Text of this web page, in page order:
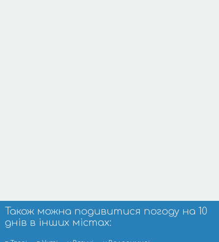
Також можна подивитися погоду на 10
днів в інших містах: